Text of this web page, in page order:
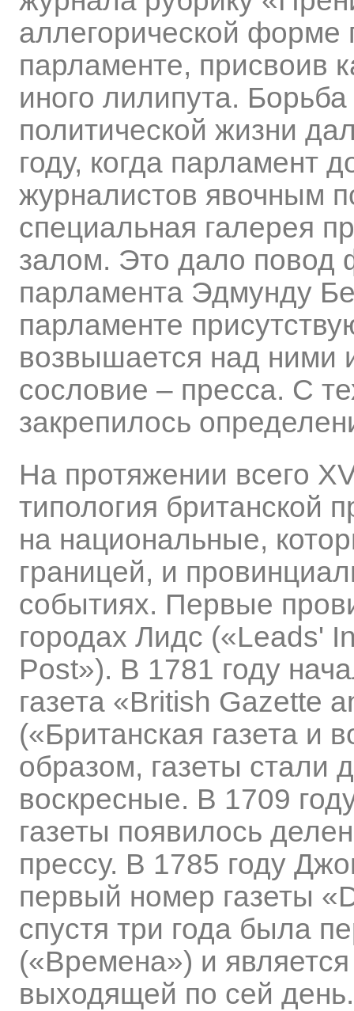
аллегорической форме
парламенте, присвоив
иного лилипута.
политической жизни
году, когда парламент
журналистов явочным
специальная галерея
залом. Это дало повод
парламента Эдмунду
парламенте
возвышается над ними
сословие – пресса. С
закрепилось
На протяжении всего
типология британской
на национальные,
границей, и
событиях. Первые
городах Лидс («Leads'
Post»). В 1781 году
газета «British Gazette
(«Британская газета и
образом, газеты стали
воскресные. В 1709
газеты появилось
прессу. В 1785 году
первый номер газеты
спустя три года была
(«Времена») и
выходящей по сей день.